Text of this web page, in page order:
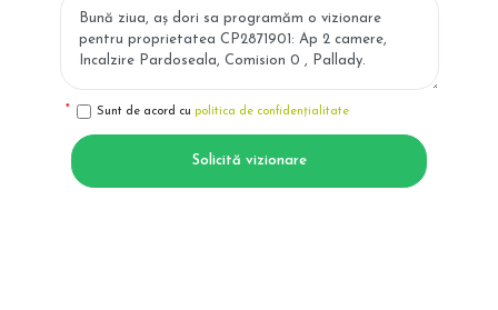
Sunt de acord cu politica de confidențialitate
Solicită vizionare